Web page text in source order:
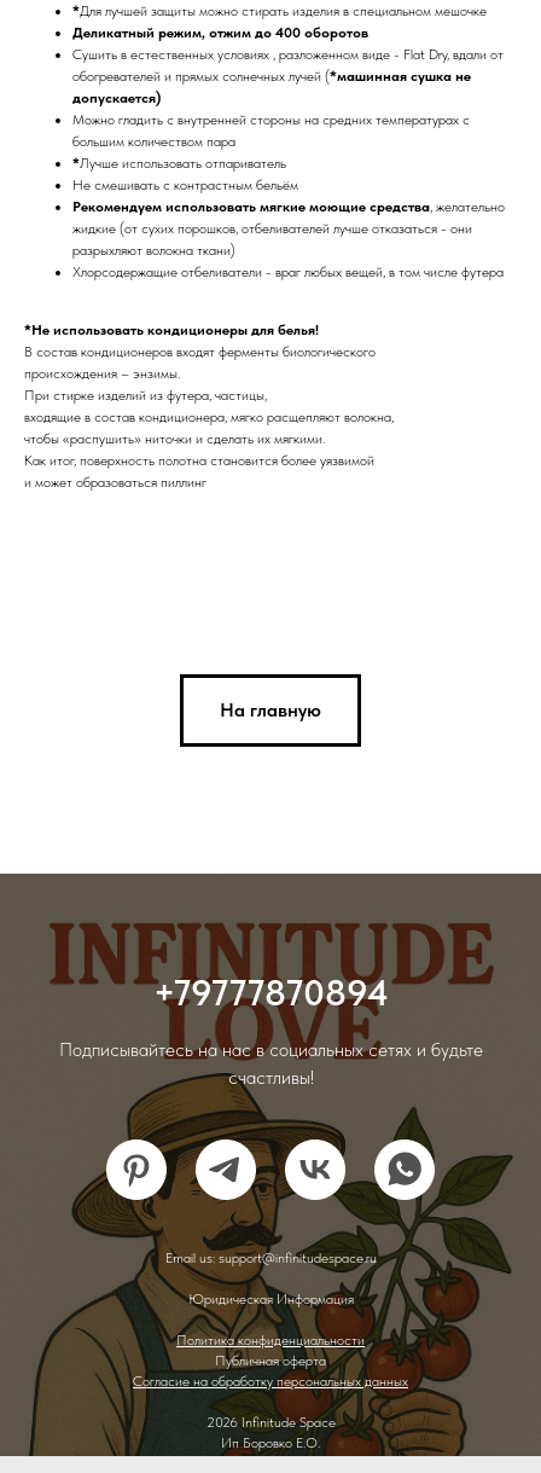
*Для лучшей защиты можно стирать изделия в специальном мешочке
Деликатный режим, отжим до 400 оборотов
Сушить в естественных условиях , разложенном виде - Flat Dry, вдали от
обогревателей и прямых солнечных лучей (*машинная сушка не
допускается)
Можно гладить с внутренней стороны на средних температурах с
большим количеством пара
*Лучше использовать отпариватель
Не смешивать с контрастным бельём
Рекомендуем использовать мягкие моющие средства, желательно
жидкие (от сухих порошков, отбеливателей лучше отказаться - они
разрыхляют волокна ткани)
Хлорсодержащие отбеливатели - враг любых вещей, в том числе футера
*Не использовать кондиционеры для белья!
В состав кондиционеров входят ферменты биологического
происхождения – энзимы.
При стирке изделий из футера, частицы,
входящие в состав кондиционера, мягко расщепляют волокна,
чтобы «распушить» ниточки и сделать их мягкими.
Как итог, поверхность полотна становится более уязвимой
и может образоваться пиллинг
На главную
+79777870894
Подписывайтесь на нас в социальных сетях и будьте
счастливы!
Email us: support@infinitudespace.ru
Юридическая Информация
Политика конфиденциальности
Публичная оферта
Согласие на обработку персональных данных
2026 Infinitude Space
Ип Боровко Е.О.